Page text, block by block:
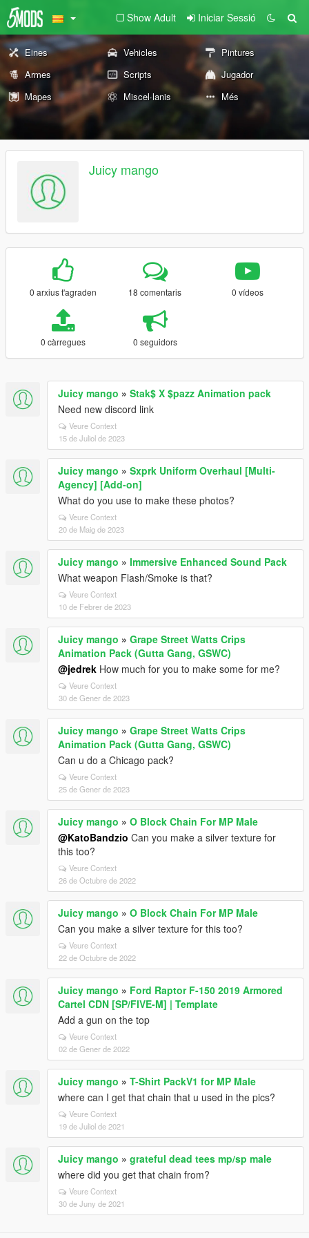
Show Adult Iniciar Sessió
Eines Vehicles
Pintures
Armes
Scripts
Jugador
Mapes
Miscel·lanis Més
Juicy mango
0 arxius t'agraden 18 comentaris 0 vídeos
0 càrregues 0 seguidors
Juicy mango » Stak$ X $pazz Animation pack
Need new discord link
Veure Context
15 de Juliol de 2023
Juicy mango » Sxprk Uniform Overhaul [Multi-
Agency] [Add-on]
What do you use to make these photos?
Veure Context
20 de Maig de 2023
Juicy mango » Immersive Enhanced Sound Pack
What weapon Flash/Smoke is that?
Veure Context
10 de Febrer de 2023
Juicy mango » Grape Street Watts Crips
Animation Pack (Gutta Gang, GSWC)
@jedrek How much for you to make some for me?
Veure Context
30 de Gener de 2023
Juicy mango » Grape Street Watts Crips
Animation Pack (Gutta Gang, GSWC)
Can u do a Chicago pack?
Veure Context
25 de Gener de 2023
Juicy mango » O Block Chain For MP Male
@KatoBandzio Can you make a silver texture for
this too?
Veure Context
26 de Octubre de 2022
Juicy mango » O Block Chain For MP Male
Can you make a silver texture for this too?
Veure Context
22 de Octubre de 2022
Juicy mango » Ford Raptor F-150 2019 Armored
Cartel CDN [SP/FIVE-M] | Template
Add a gun on the top
Veure Context
02 de Gener de 2022
Juicy mango » T-Shirt PackV1 for MP Male
where can I get that chain that u used in the pics?
Veure Context
19 de Juliol de 2021
Juicy mango » grateful dead tees mp/sp male
where did you get that chain from?
Veure Context
30 de Juny de 2021